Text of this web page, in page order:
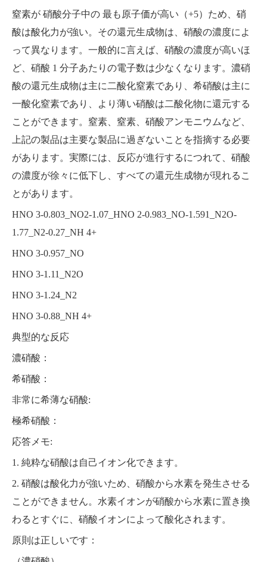
窒素が 硝酸分子中の 最も原子価が高い（+5）ため、硝
酸は酸化力が強い。その還元生成物は、硝酸の濃度によ
って異なります。一般的に言えば、硝酸の濃度が高いほ
ど、硝酸 1 分子あたりの電子数は少なくなります。濃硝
酸の還元生成物は主に二酸化窒素であり、希硝酸は主に
一酸化窒素であり、より薄い硝酸は二酸化物に還元する
ことができます。窒素、窒素、硝酸アンモニウムなど、
上記の製品は主要な製品に過ぎないことを指摘する必要
があります。実際には、反応が進行するにつれて、硝酸
の濃度が徐々に低下し、すべての還元生成物が現れるこ
とがあります。
HNO 3-0.803_NO2-1.07_HNO 2-0.983_NO-1.591_N2O-
1.77_N2-0.27_NH 4+
HNO 3-0.957_NO
HNO 3-1.11_N2O
HNO 3-1.24_N2
HNO 3-0.88_NH 4+
典型的な反応
濃硝酸：
希硝酸：
非常に希薄な硝酸:
極希硝酸：
応答メモ:
1. 純粋な硝酸は自己イオン化できます。
2. 硝酸は酸化力が強いため、硝酸から水素を発生させる
ことができません。水素イオンが硝酸から水素に置き換
わるとすぐに、硝酸イオンによって酸化されます。
原則は正しいです：